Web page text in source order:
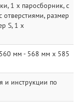
1 x паросборник, с
отверстиями, размер
S, 1 x
мм - 568 мм x 585
и инструкции по